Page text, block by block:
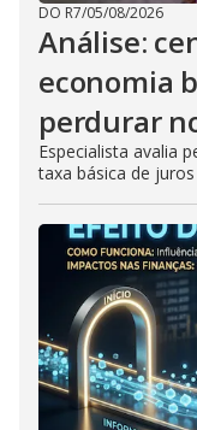
DO R7/05/08/2026
Análise:
economia
perdurar
Especialista avalia
taxa básica de juros